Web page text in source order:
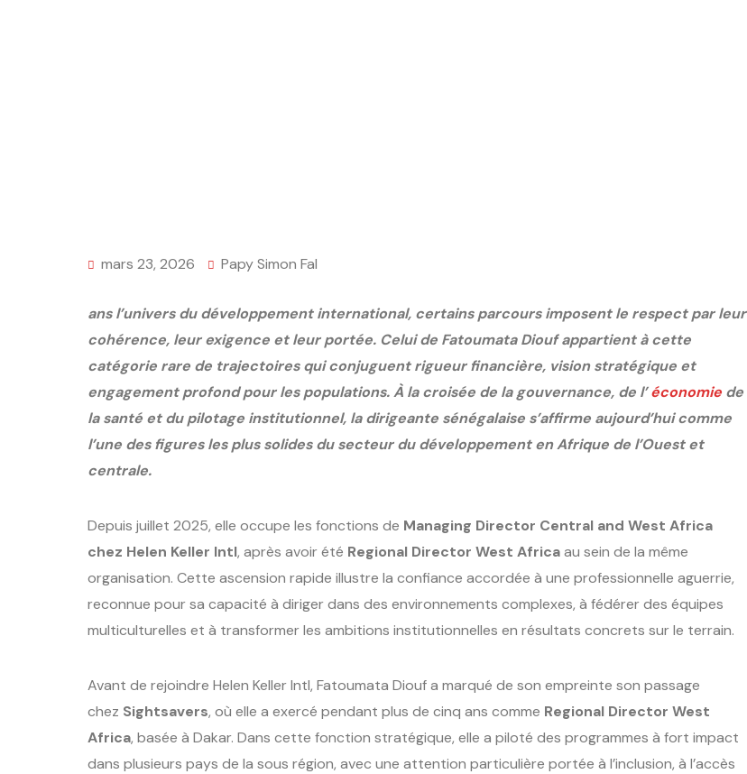
mars 23, 2026 Papy Simon Fal
ans l’univers du développement international, certains parcours imposent le respect par leur
cohérence, leur exigence et leur portée. Celui de Fatoumata Diouf appartient à cette
catégorie rare de trajectoires qui conjuguent rigueur financière, vision stratégique et
engagement profond pour les populations. À la croisée de la gouvernance, de l’économie de
la santé et du pilotage institutionnel, la dirigeante sénégalaise s’affirme aujourd’hui comme
l’une des figures les plus solides du secteur du développement en Afrique de l’Ouest et
centrale.
Depuis juillet 2025, elle occupe les fonctions de Managing Director Central and West Africa
chez Helen Keller Intl, après avoir été Regional Director West Africaau sein de la même
organisation. Cette ascension rapide illustre la confiance accordée à une professionnelle aguerrie,
reconnue pour sa capacité à diriger dans des environnements complexes, à fédérer des équipes
multiculturelles et à transformer les ambitions institutionnelles en résultats concrets sur le terrain.
Avant de rejoindre Helen Keller Intl, Fatoumata Diouf a marqué de son empreinte son passage
chez Sightsavers, où elle a exercé pendant plus de cinq ans comme Regional Director West
Africa, basée à Dakar. Dans cette fonction stratégique, elle a piloté des programmes à fort impact
dans plusieurs pays de la sous région, avec une attention particulière portée à l’inclusion, à l’accès